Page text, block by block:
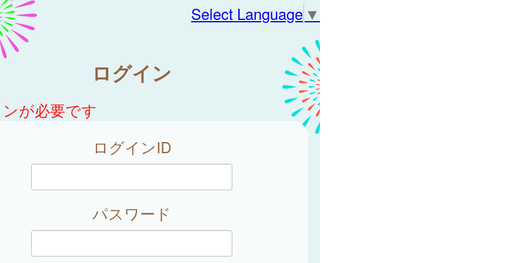
Select Language ▼
ログイン
が必要です
ログインID
パスワード